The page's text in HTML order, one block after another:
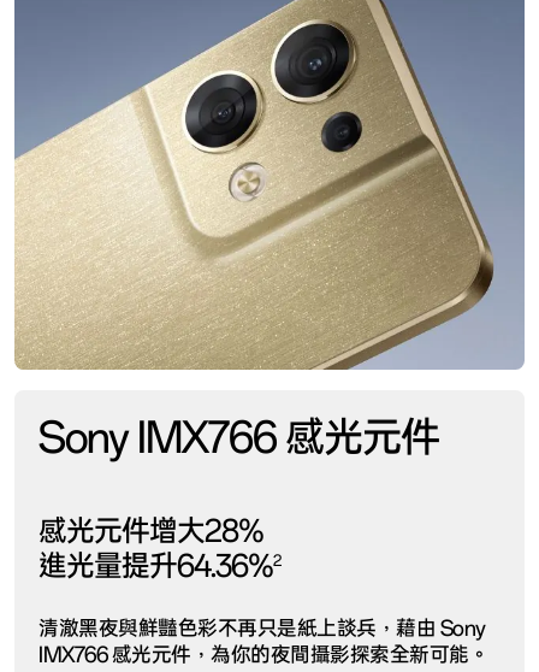
Sony IMX766 感光元件
感光元件增大28%
進光量提升64.36%2
清澈黑夜與鮮豔色彩不再只是紙上談兵，藉由 Sony
IMX766 感光元件，為你的夜間攝影探索全新可能。